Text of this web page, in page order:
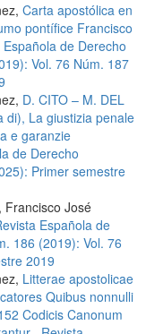
Carta apostólica en
pontífice Francisco
Española de Derecho
Vol. 76 Núm. 187
D. CITO – M. DEL
di), La giustizia penale
e garanzie
de Derecho
Primer semestre
Francisco José
Española de
186 (2019): Vol. 76
2019
Litterae apostolicae
Quibus nonnulli
Codicis Canonum